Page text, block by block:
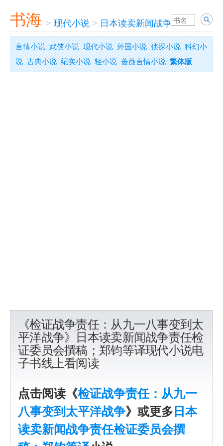
书海 > 现代小说 > 日本读卖新闻战争责任检证委
言情小说 武侠小说 现代小说 外国小说 侦探小说 科幻小
说 古典小说 纪实小说 轻小说 蔷薇言情小说 繁体版
《检证战争责任：从九一八事变到太
平洋战争》日本读卖新闻战争责任检
证委员会撰稿；郑钧等译现代小说电
子书线上看阅读
点击阅读《检证战争责任：从九一
八事变到太平洋战争》或更多 日本
读卖新闻战争责任检证委员会撰